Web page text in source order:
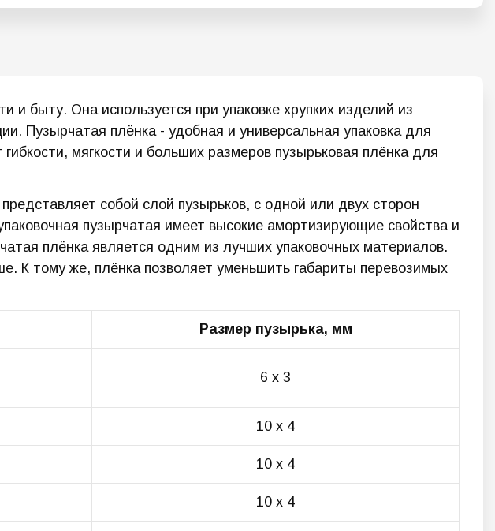
быту. Она используется при упаковке хрупких изделий из
Пузырчатая плёнка - удобная и универсальная упаковка для
мягкости и больших размеров пузырьковая плёнка для
собой слой пузырьков, с одной или двух сторон
пузырчатая имеет высокие амортизирующие свойства и
плёнка является одним из лучших упаковочных материалов.
К тому же, плёнка позволяет уменьшить габариты перевозимых
Размер пузырька, мм
6 х 3
10 х 4
10 х 4
10 х 4